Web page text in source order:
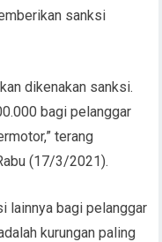
sanksi
dikenakan sanksi.
bagi pelanggar
terang
(17/3/2021).
lainnya bagi pelanggar
kurungan paling